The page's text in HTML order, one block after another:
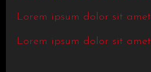
Lorem ipsum dolor sit amet
Lorem ipsum dolor sit amet